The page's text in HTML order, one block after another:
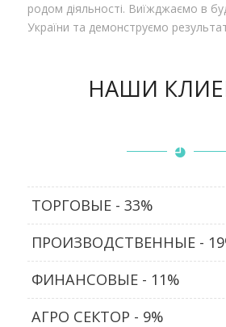
родом діяльності. Виїжджаємо в
України та демонструємо
НАШИ
ТОРГОВЫЕ - 33%
ПРОИЗВОДСТВЕННЫЕ -
ФИНАНСОВЫЕ - 11%
АГРО СЕКТОР - 9%